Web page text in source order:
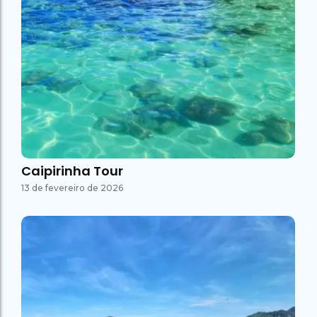
Caipirinha Tour
13 de fevereiro de 2026